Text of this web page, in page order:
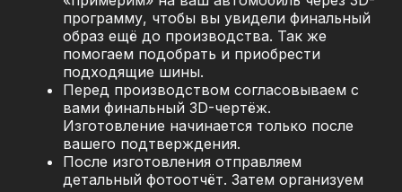
программу, чтобы вы увидели финальный
образ ещё до производства. Так же
помогаем подобрать и приобрести
подходящие шины.
Перед производством согласовываем с
вами финальный 3D-чертёж.
Изготовление начинается только после
вашего подтверждения.
После изготовления отправляем
детальный фотоотчёт. Затем организуем